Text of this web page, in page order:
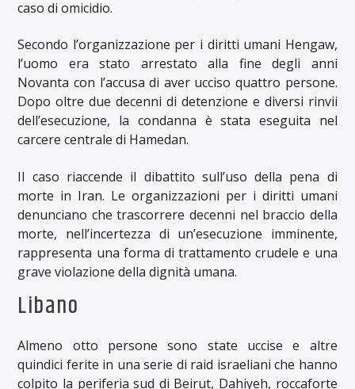
caso di omicidio.
Secondo l’organizzazione per i diritti umani Hengaw,
l’uomo era stato arrestato alla fine degli anni
Novanta con l’accusa di aver ucciso quattro persone.
Dopo oltre due decenni di detenzione e diversi rinvii
dell’esecuzione, la condanna è stata eseguita nel
carcere centrale di Hamedan.
Il caso riaccende il dibattito sull’uso della pena di
morte in Iran. Le organizzazioni per i diritti umani
denunciano che trascorrere decenni nel braccio della
morte, nell’incertezza di un’esecuzione imminente,
rappresenta una forma di trattamento crudele e una
grave violazione della dignità umana.
Libano
Almeno otto persone sono state uccise e altre
quindici ferite in una serie di raid israeliani che hanno
colpito la periferia sud di Beirut, Dahiyeh, roccaforte